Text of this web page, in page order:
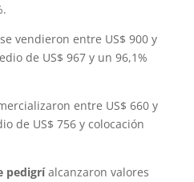
vendieron entre US$ 900 y
de US$ 967 y un 96,1%
entre US$ 660 y
de US$ 756 y colocación
pedigríalcanzaron valores